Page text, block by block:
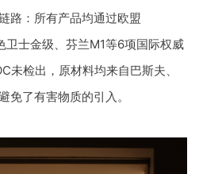
路：所有产品均通过欧盟
卫士金级、芬兰M1等6项国际权威
未检出，原材料均来自巴斯夫、
免了有害物质的引入。